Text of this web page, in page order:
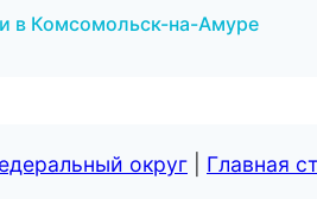
в Комсомольск-на-Амуре
округ Главная